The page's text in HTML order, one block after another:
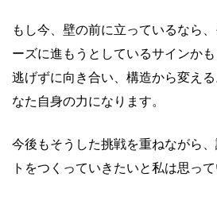
もし今、壁の前に立っているなら
ーズに進もうとしているサインかも
逃げずに向き合い、構造から変え
なた自身の力になります。
今後もそうした挑戦を重ねながら
トをつくっていきたいと私は思って